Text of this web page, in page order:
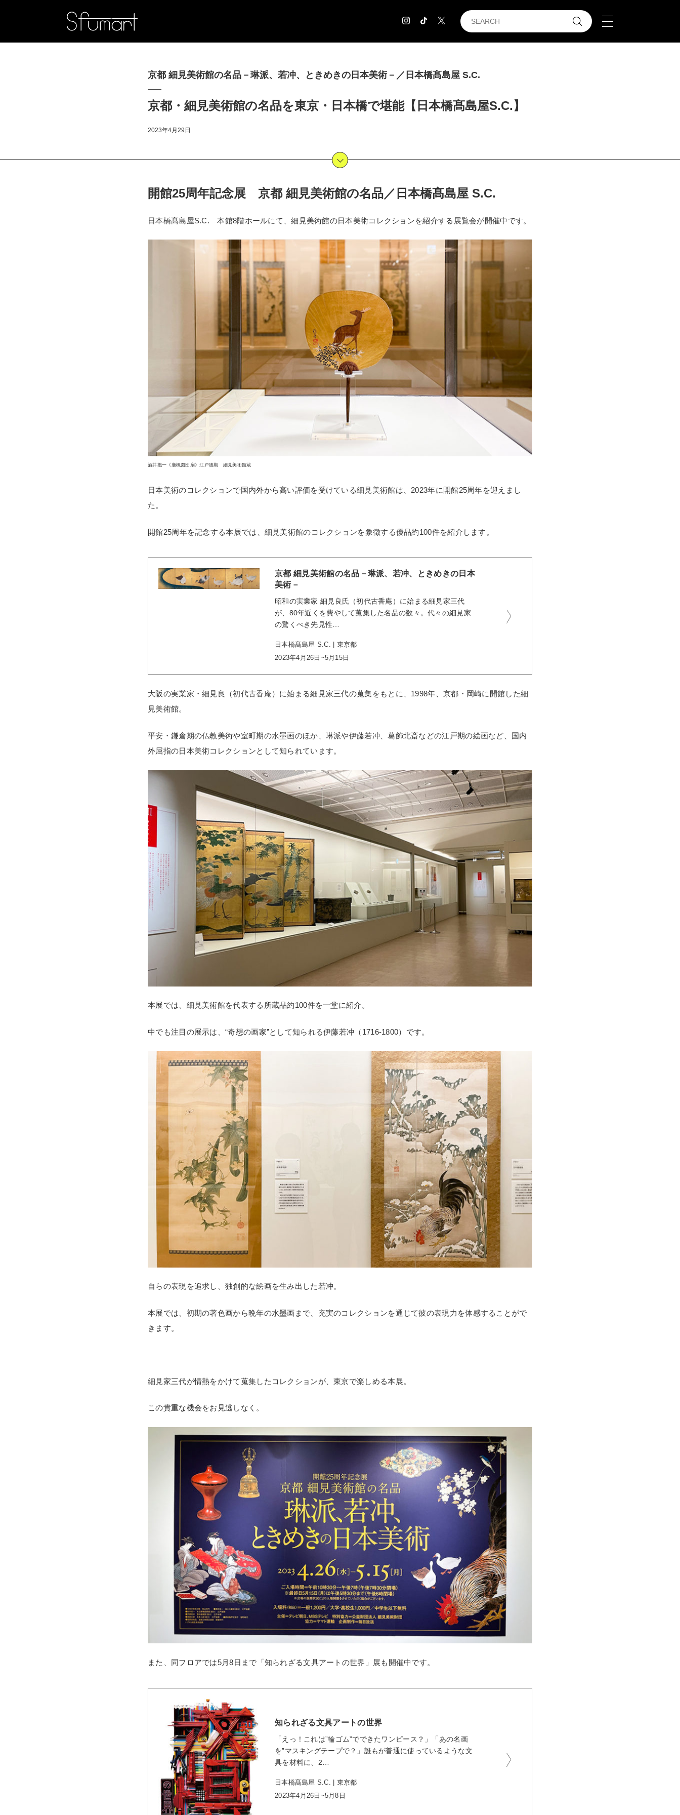
COLUMN コラム記事
EXHIBITION 展覧会情報
お知らせ
POLICY COMPANY
京都 細見美術館の名品－琳派、若冲、ときめきの日本美術－／日本橋髙島屋 S.C.
京都・細見美術館の名品を東京・日本橋で堪能【日本橋髙島屋S.C.】
2023年4月29日
開館25周年記念展 京都 細見美術館の名品／日本橋髙島屋 S.C.
日本橋髙島屋S.C. 本館8階ホールにて、細見美術館の日本美術コレクションを紹介する展覧会が開催中です。
酒井抱一《鹿楓図団扇》江戸後期 細見美術館蔵
日本美術のコレクションで国内外から高い評価を受けている細見美術館は、2023年に開館25周年を迎えまし
た。
開館25周年を記念する本展では、細見美術館のコレクションを象徴する優品約100件を紹介します。
京都 細見美術館の名品－琳派、若冲、ときめきの日本
美術－
昭和の実業家 細見良氏（初代古香庵）に始まる細見家三代
が、80年近くを費やして蒐集した名品の数々。代々の細見家
の驚くべき先見性…
日本橋髙島屋 S.C. | 東京都
2023年4月26日~5月15日
大阪の実業家・細見良（初代古香庵）に始まる細見家三代の蒐集をもとに、1998年、京都・岡崎に開館した細
見美術館。
平安・鎌倉期の仏教美術や室町期の水墨画のほか、琳派や伊藤若冲、葛飾北斎などの江戸期の絵画など、国内
外屈指の日本美術コレクションとして知られています。
本展では、細見美術館を代表する所蔵品約100件を一堂に紹介。
中でも注目の展示は、“奇想の画家”として知られる伊藤若冲（1716-1800）です。
自らの表現を追求し、独創的な絵画を生み出した若冲。
本展では、初期の著色画から晩年の水墨画まで、充実のコレクションを通じて彼の表現力を体感することがで
きます。
細見家三代が情熱をかけて蒐集したコレクションが、東京で楽しめる本展。
この貴重な機会をお見逃しなく。
また、同フロアでは5月8日まで「知られざる文具アートの世界」展も開催中です。
知られざる文具アートの世界
「えっ！これは”輪ゴム”でできたワンピース？」「あの名画
を”マスキングテープで？」誰もが普通に使っているような文
具を材料に、2…
日本橋髙島屋 S.C. | 東京都
2023年4月26日~5月8日